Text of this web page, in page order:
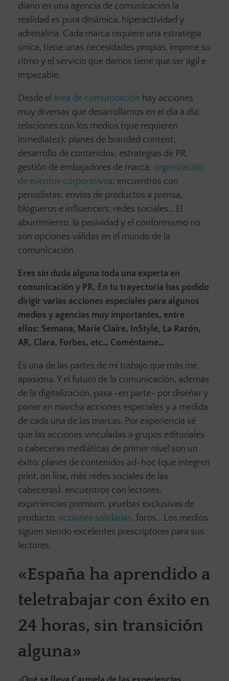
diario en una agencia de comunicación la
realidad es pura dinámica, hiperactividad y
adrenalina. Cada marca requiere una estrategia
única, tiene unas necesidades propias, impone su
ritmo y el servicio que damos tiene que ser ágil e
impecable.
Desde el área de comunicación hay acciones
muy diversas que desarrollamos en el día a día:
relaciones con los medios (que requieren
inmediatez); planes de branded content;
desarrollo de contenidos; estrategias de PR,
gestión de embajadores de marca; organización
de eventos corporativos; encuentros con
periodistas; envíos de productos a prensa,
blogueros e influencers; redes sociales… El
aburrimiento, la pasividad y el conformismo no
son opciones válidas en el mundo de la
comunicación.
Eres sin duda alguna toda una experta en
comunicación y PR. En tu trayectoria has podido
dirigir varias acciones especiales para algunos
medios y agencias muy importantes, entre
ellos: Semana, Marie Claire, InStyle, La Razón,
AR, Clara, Forbes, etc… Coméntame…
Es una de las partes de mi trabajo que más me
apasiona. Y el futuro de la comunicación, además
de la digitalización, pasa -en parte- por diseñar y
poner en marcha acciones especiales y a medida
de cada una de las marcas. Por experiencia sé
que las acciones vinculadas a grupos editoriales
o cabeceras mediáticas de primer nivel son un
éxito: planes de contenidos ad-hoc (que integren
print, on line, más redes sociales de las
cabeceras), encuentros con lectores,
experiencias premium, pruebas exclusivas de
producto, acciones solidarias, foros… Los medios
siguen siendo excelentes prescriptores para sus
lectores.
«España ha aprendido a
teletrabajar con éxito en
24 horas, sin transición
alguna»